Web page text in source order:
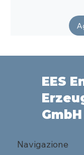
EES
GmbH
Navigazione